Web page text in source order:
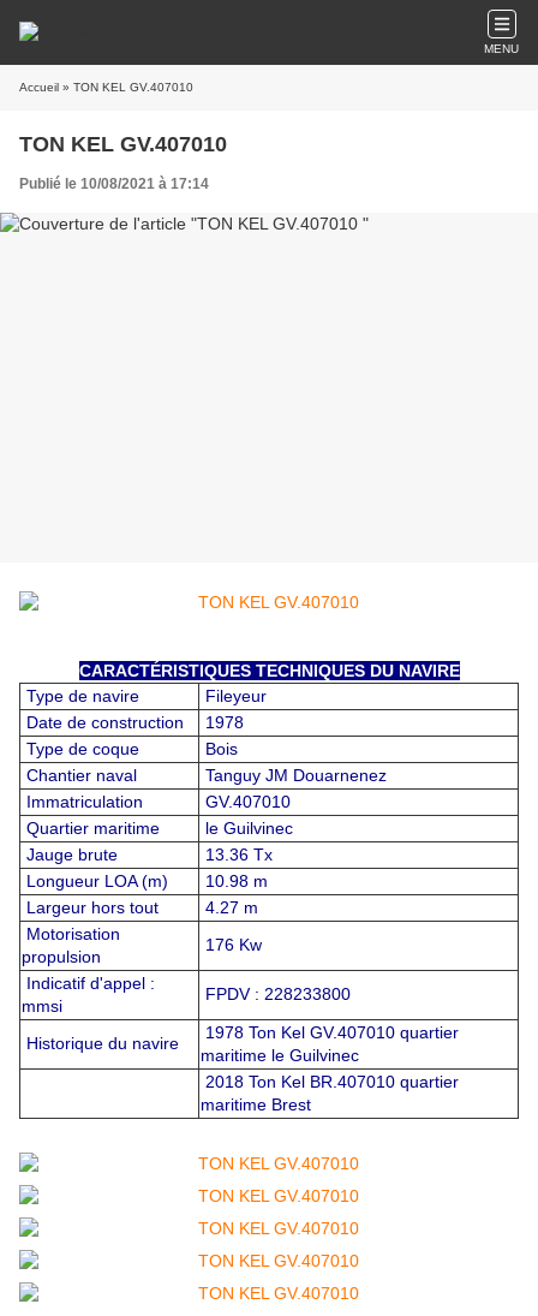
MENU
Accueil » TON KEL GV.407010
TON KEL GV.407010
Publié le 10/08/2021 à 17:14
CARACTÉRISTIQUES TECHNIQUES DU NAVIRE
Type de navire
Fileyeur
Date de construction
1978
Type de coque
Bois
Chantier naval
Tanguy JM Douarnenez
Immatriculation
GV.407010
Quartier maritime
le Guilvinec
Jauge brute
13.36 Tx
Longueur LOA (m)
10.98 m
Largeur hors tout
4.27 m
Motorisation
propulsion
176 Kw
Indicatif d'appel :
mmsi
FPDV : 228233800
Historique du navire
1978 Ton Kel GV.407010 quartier
maritime le Guilvinec
2018 Ton Kel BR.407010 quartier
maritime Brest